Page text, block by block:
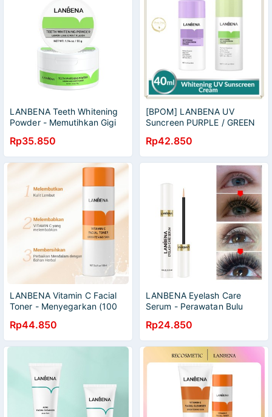
LANBENA Teeth Whitening
Powder - Memutihkan Gigi
Rp35.850
[BPOM] LANBENA UV
Suncreen PURPLE / GREEN
Rp42.850
LANBENA Vitamin C Facial
Toner - Menyegarkan (100
Rp44.850
LANBENA Eyelash Care
Serum - Perawatan Bulu
Rp24.850